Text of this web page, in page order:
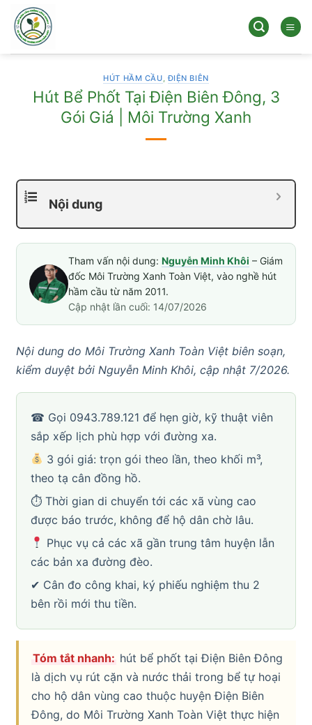
qua
dung
HÚT HẦM CẦU,ĐIỆN BIÊN
Hút Bể Phốt Tại Điện Biên Đông, 3
Gói Giá | Môi Trường Xanh
Nội dung
Tham vấn nội dung: Nguyễn Minh Khôi – Giám
đốc Môi Trường Xanh Toàn Việt, vào nghề hút
hầm cầu từ năm 2011.
Cập nhật lần cuối: 14/07/2026
Nội dung do Môi Trường Xanh Toàn Việt biên soạn,
kiểm duyệt bởi Nguyễn Minh Khôi, cập nhật 7/2026.
☎ Gọi 0943.789.121 để hẹn giờ, kỹ thuật viên
sắp xếp lịch phù hợp với đường xa.
3 gói giá: trọn gói theo lần, theo khối m³,
theo tạ cân đồng hồ.
⏱ Thời gian di chuyển tới các xã vùng cao
được báo trước, không để hộ dân chờ lâu.
Phục vụ cả các xã gần trung tâm huyện lẫn
các bản xa đường đèo.
✔ Cân đo công khai, ký phiếu nghiệm thu 2
bên rồi mới thu tiền.
Tóm tắt nhanh: hút bể phốt tại Điện Biên Đông
là dịch vụ rút cặn và nước thải trong bể tự hoại
cho hộ dân vùng cao thuộc huyện Điện Biên
Đông, do Môi Trường Xanh Toàn Việt thực hiện